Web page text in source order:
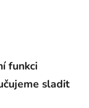
funkci
sladit